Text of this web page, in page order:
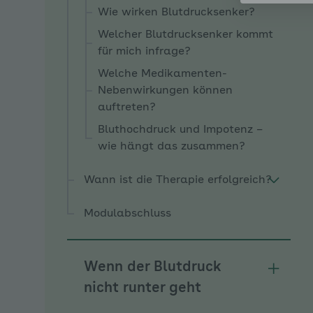
Wie wirken Blutdrucksenker?
Welcher Blutdrucksenker kommt
für mich infrage?
Welche Medikamenten-
Nebenwirkungen können
auftreten?
Bluthochdruck und Impotenz –
wie hängt das zusammen?
Wann ist die Therapie erfolgreich?
Modulabschluss
Wenn der Blutdruck
nicht runter geht